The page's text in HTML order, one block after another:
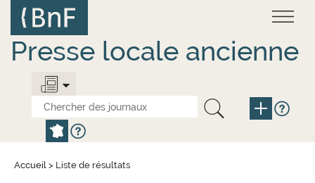
contenu
principal
Presse locale ancienne
Accueil > Liste de résultats
Panneau de gestion des cookies